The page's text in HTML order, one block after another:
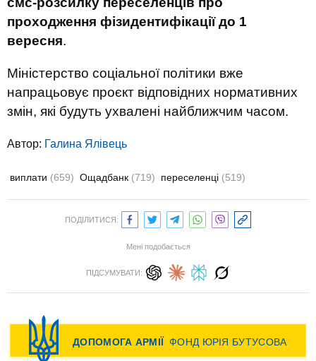
проходження фізидентифікації до 1
вересня.
Міністерство соціальної політики вже
напрацьовує проєкт відповідних нормативних
змін, які будуть ухвалені найближчим часом.
Автор: Галина Ялівець
виплати (659) Ощадбанк (719) переселенці (519)
ПОДІЛИТИСЯ:
Мені подобається
ПІДСУМУВАТИ: